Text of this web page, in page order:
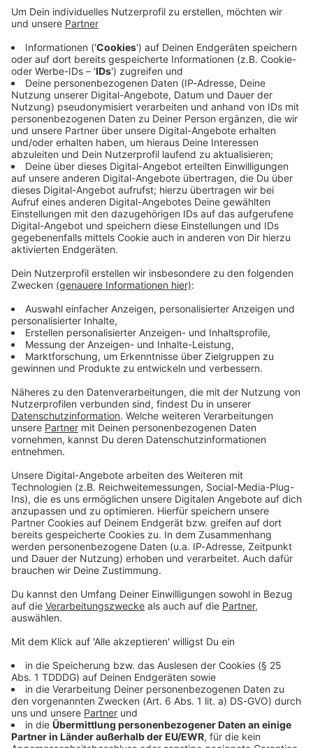
Immer auf dem Laufenden
bleiben!
Verpass' nichts mehr - mit unserem kostenlosen
ANTENNE BAYERN Newsletter. Ob Nachrichten,
Lifestyle oder unsere neuesten Aktionen - wir
informieren dich.
Zum Newsletter anmelden
Du möchtest uns etwas sagen?
Studio Hotline
Kontaktformular
Sprachnachricht
© dpa-infocom, dpa:250918-930-53805/1
Bayern